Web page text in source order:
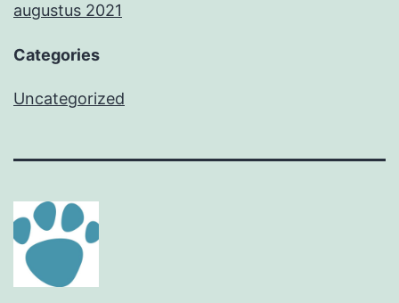
augustus 2021
Categories
Uncategorized